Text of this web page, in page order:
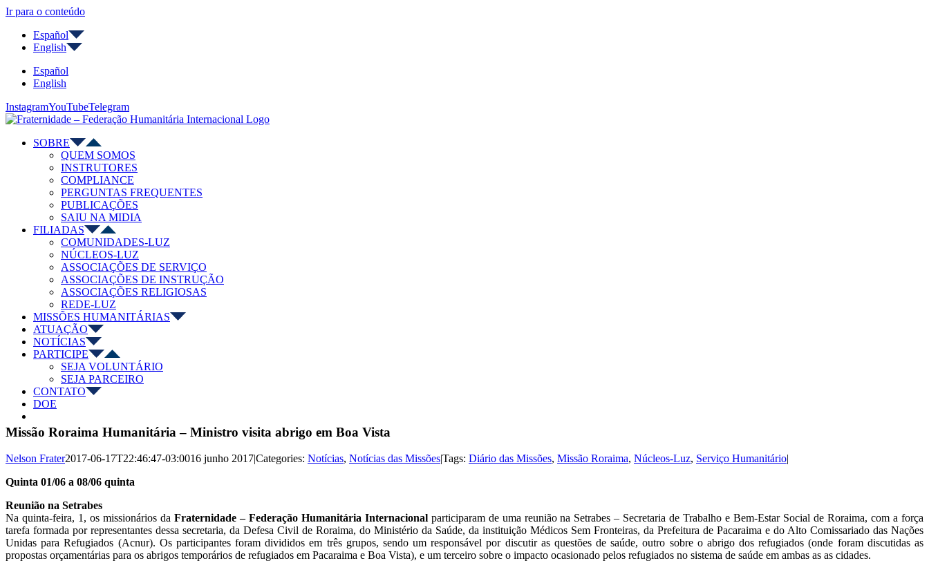
Ir para o conteúdo
Español
English
Español
English
InstagramYouTubeTelegram
SOBRE
QUEM SOMOS
INSTRUTORES
COMPLIANCE
PERGUNTAS FREQUENTES
PUBLICAÇÕES
SAIU NA MIDIA
FILIADAS
COMUNIDADES-LUZ
NÚCLEOS-LUZ
ASSOCIAÇÕES DE SERVIÇO
ASSOCIAÇÕES DE INSTRUÇÃO
ASSOCIAÇÕES RELIGIOSAS
REDE-LUZ
MISSÕES HUMANITÁRIAS
ATUAÇÃO
NOTÍCIAS
PARTICIPE
SEJA VOLUNTÁRIO
SEJA PARCEIRO
CONTATO
DOE
Missão Roraima Humanitária – Ministro visita abrigo em Boa Vista
Nelson Frater2017-06-17T22:46:47-03:0016 junho 2017|Categories: Notícias, Notícias das Missões|Tags: Diário das Missões, Missão Roraima, Núcleos-Luz, Serviço Humanitário|
Quinta 01/06 a 08/06 quinta
Reunião na Setrabes
Na quinta-feira, 1, os missionários da Fraternidade – Federação Humanitária Internacionalparticiparam de uma reunião na Setrabes – Secretaria de Trabalho e Bem-Estar Social de Roraima, com a força
tarefa formada por representantes dessa secretaria, da Defesa Civil de Roraima, do Ministério da Saúde, da instituição Médicos Sem Fronteiras, da Prefeitura de Pacaraima e do Alto Comissariado das Nações
Unidas para Refugiados (Acnur). Os participantes foram divididos em três grupos, sendo um responsável por discutir as questões de saúde, outro sobre o abrigo dos refugiados (onde foram discutidas as
propostas orçamentárias para os abrigos temporários de refugiados em Pacaraima e Boa Vista), e um terceiro sobre o impacto ocasionado pelos refugiados no sistema de saúde em ambas as as cidades.